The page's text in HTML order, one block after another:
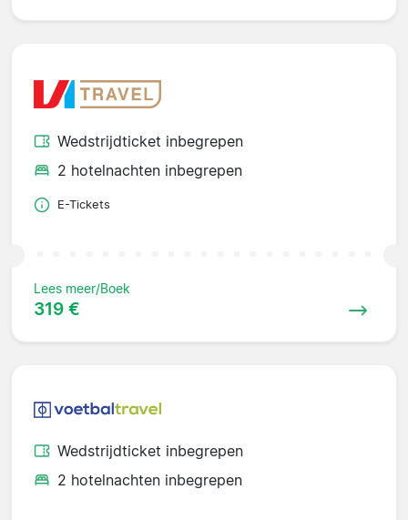
Wedstrijdticket inbegrepen
2 hotelnachten inbegrepen
E-Tickets
Lees meer/Boek
319 €
Wedstrijdticket inbegrepen
2 hotelnachten inbegrepen